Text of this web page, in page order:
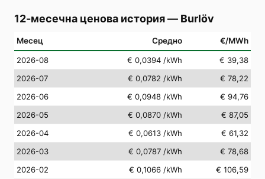
12-месечна ценова история— Burlöv
Месец Средно €/MWh
2026-08 € 0,0394 /kWh
€ 39,38
2026-07
€ 0,0782 /kWh
€ 78,22
2026-06
€ 0,0948 /kWh
€ 94,76
2026-05
€ 0,0870 /kWh
€ 87,05
2026-04
€ 0,0613 /kWh
€ 61,32
2026-03
€ 0,0787 /kWh
€ 78,68
2026-02
€ 0,1066 /kWh
€ 106,59